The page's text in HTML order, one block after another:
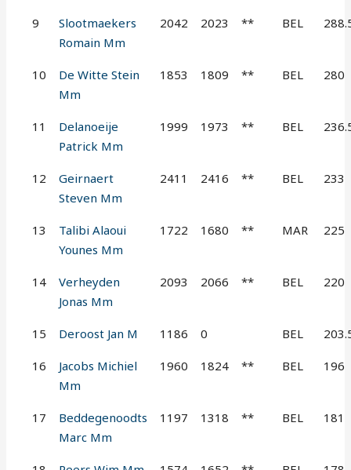
9
Slootmaekers
Romain Mm
2042 2023 ** BEL
10
De Witte Stein
Mm
1853 1809 ** BEL 280
11
Delanoeije
Patrick Mm
1999 1973 ** BEL
12
Geirnaert
Steven Mm
2411 2416 ** BEL 233
13
Talibi Alaoui
Younes Mm
1722 1680 ** MAR 225
14
Verheyden
Jonas Mm
2093 2066 ** BEL 220
15 Deroost Jan M 1186 0 BEL
16
Jacobs Michiel
Mm
1960 1824 ** BEL 196
17
Beddegenoodts
Marc Mm
1197 1318 ** BEL 181